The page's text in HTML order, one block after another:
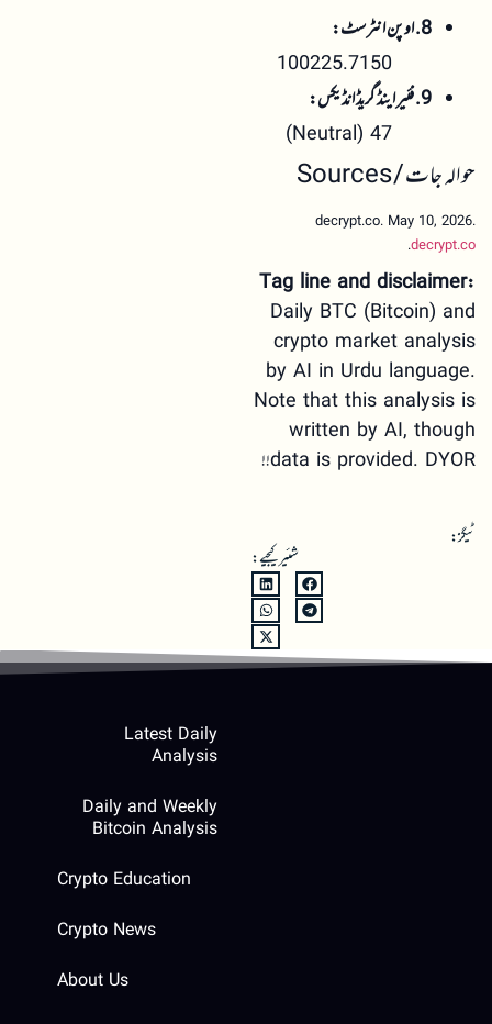
8. اوپن انٹرسٹ:
100225.7150
9. فئیر اینڈ گریڈ انڈیکس:
47 (Neutral)
حوالہ جات / Sources
decrypt.co. May 10, 2026.
decrypt.co
.
Tag line and disclaimer:
Daily BTC (Bitcoin) and
crypto market analysis
by AI in Urdu language.
Note that this analysis is
written by AI, though
data is provided. DYOR!!
ٹیگز:
شئیر کیجیے:
Latest Daily
Analysis
Daily and Weekly
Bitcoin Analysis
Crypto Education
Crypto News
About Us